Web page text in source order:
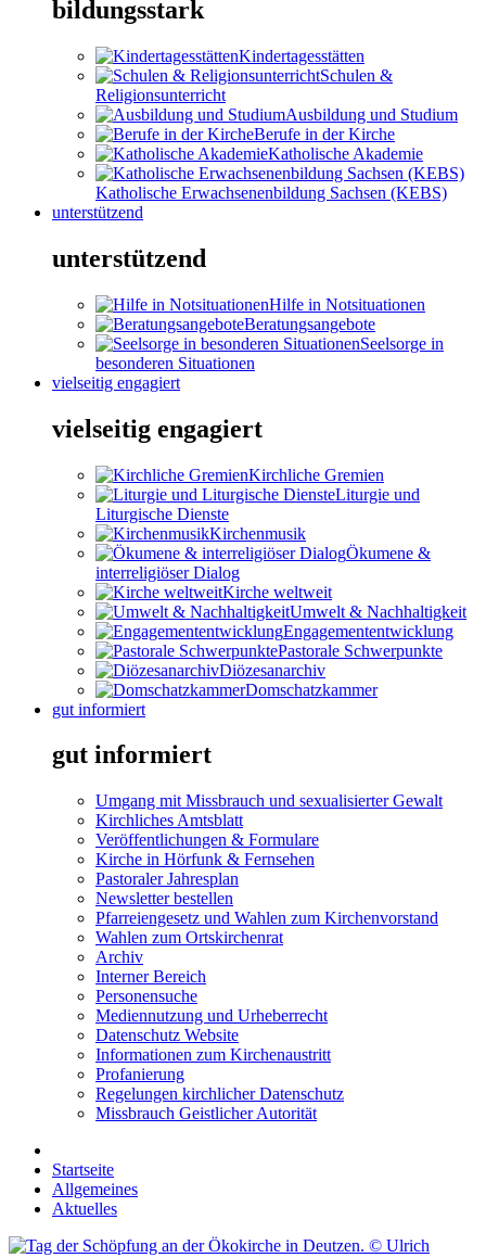
bildungsstark
Kindertagesstätten
Schulen &
Religionsunterricht
Ausbildung und Studium
Berufe in der Kirche
Katholische Akademie
Katholische Erwachsenenbildung Sachsen (KEBS)
unterstützend
unterstützend
Hilfe in Notsituationen
Beratungsangebote
Seelsorge in
besonderen Situationen
vielseitig engagiert
vielseitig engagiert
Kirchliche Gremien
Liturgie und
Liturgische Dienste
Kirchenmusik
Ökumene &
interreligiöser Dialog
Kirche weltweit
Umwelt & Nachhaltigkeit
Engagemententwicklung
Pastorale Schwerpunkte
Diözesanarchiv
Domschatzkammer
gut informiert
gut informiert
Umgang mit Missbrauch und sexualisierter Gewalt
Kirchliches Amtsblatt
Veröffentlichungen & Formulare
Kirche in Hörfunk & Fernsehen
Pastoraler Jahresplan
Newsletter bestellen
Pfarreiengesetz und Wahlen zum Kirchenvorstand
Wahlen zum Ortskirchenrat
Archiv
Interner Bereich
Personensuche
Mediennutzung und Urheberrecht
Datenschutz Website
Informationen zum Kirchenaustritt
Profanierung
Regelungen kirchlicher Datenschutz
Missbrauch Geistlicher Autorität
Startseite
Allgemeines
Aktuelles